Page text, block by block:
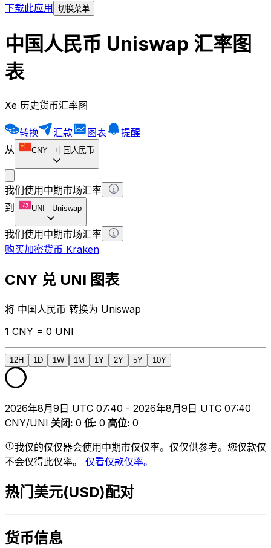
下载此应用
切换菜单
中国人民币 Uniswap 汇率图
表
Xe 历史货币汇率图
转换 汇款 图表
提醒
从
CNY - 中国人民币
我们使用中期市场汇率
到
UNI - Uniswap
我们使用中期市场汇率
购买加密货币 Kraken
CNY 兑 UNI 图表
将 中国人民币 转换为 Uniswap
1 CNY = 0 UNI
12H 1D 1W 1M 1Y 2Y 5Y 10Y
2026年8月9日 UTC 07:40 - 2026年8月9日 UTC 07:40
CNY/UNI 关闭: 0 低: 0 高位: 0
我仅的仅仅器会使用中期市仅仅率。仅仅供参考。您仅款仅
不会仅得此仅率。 仅看仅款仅率。
热门美元(USD)配对
货币信息